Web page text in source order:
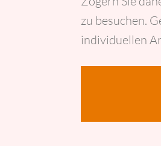
zu besuchen.
individuellen